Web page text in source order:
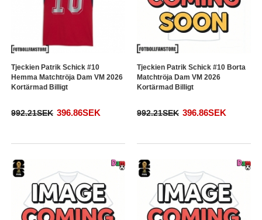
Tjeckien Patrik Schick #10
Hemma Matchtröja Dam VM 2026
Kortärmad Billigt
992.21SEK 396.86SEK
Tjeckien Patrik Schick #10 Borta
Matchtröja Dam VM 2026
Kortärmad Billigt
992.21SEK 396.86SEK